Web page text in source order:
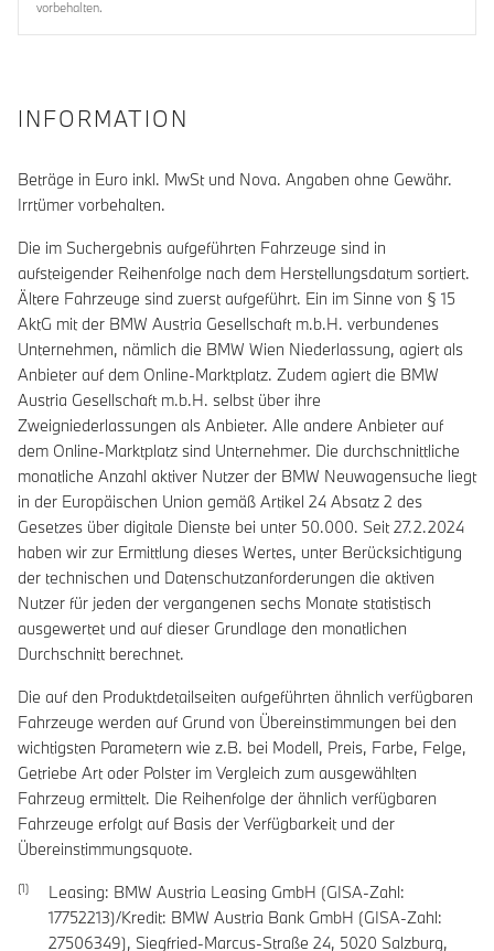
vorbehalten.
INFORMATION
Beträge in Euro inkl. MwSt und Nova. Angaben ohne Gewähr.
Irrtümer vorbehalten.
Die im Suchergebnis aufgeführten Fahrzeuge sind in
aufsteigender Reihenfolge nach dem Herstellungsdatum sortiert.
Ältere Fahrzeuge sind zuerst aufgeführt. Ein im Sinne von § 15
AktG mit der BMW Austria Gesellschaft m.b.H. verbundenes
Unternehmen, nämlich die BMW Wien Niederlassung, agiert als
Anbieter auf dem Online-Marktplatz. Zudem agiert die BMW
Austria Gesellschaft m.b.H. selbst über ihre
Zweigniederlassungen als Anbieter. Alle andere Anbieter auf
dem Online-Marktplatz sind Unternehmer. Die durchschnittliche
monatliche Anzahl aktiver Nutzer der BMW Neuwagensuche liegt
in der Europäischen Union gemäß Artikel 24 Absatz 2 des
Gesetzes über digitale Dienste bei unter 50.000. Seit 27.2.2024
haben wir zur Ermittlung dieses Wertes, unter Berücksichtigung
der technischen und Datenschutzanforderungen die aktiven
Nutzer für jeden der vergangenen sechs Monate statistisch
ausgewertet und auf dieser Grundlage den monatlichen
Durchschnitt berechnet.
Die auf den Produktdetailseiten aufgeführten ähnlich verfügbaren
Fahrzeuge werden auf Grund von Übereinstimmungen bei den
wichtigsten Parametern wie z.B. bei Modell, Preis, Farbe, Felge,
Getriebe Art oder Polster im Vergleich zum ausgewählten
Fahrzeug ermittelt. Die Reihenfolge der ähnlich verfügbaren
Fahrzeuge erfolgt auf Basis der Verfügbarkeit und der
Übereinstimmungsquote.
Leasing: BMW Austria Leasing GmbH (GISA-Zahl:
17752213)/Kredit: BMW Austria Bank GmbH (GISA-Zahl:
27506349), Siegfried-Marcus-Straße 24, 5020 Salzburg,